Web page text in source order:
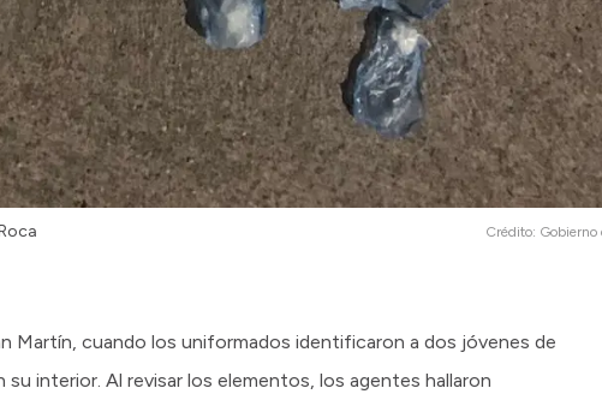
Crédito: Gobierno
Martín, cuando los uniformados identificaron a dos jóvenes de
interior. Al revisar los elementos, los agentes hallaron